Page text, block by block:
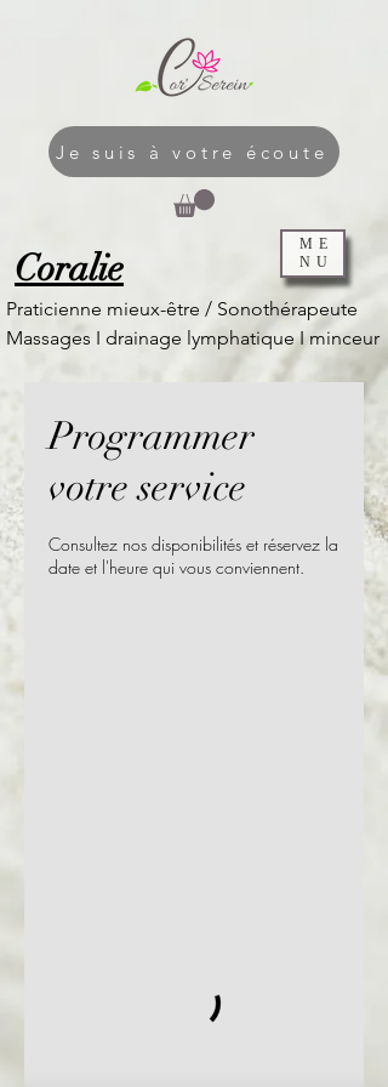
ME
NU
Praticienne mieux-être / Sonothérapeute
Massages I drainage lymphatique I minceur
Coralie
Je suis à votre écoute
Programmer
votre service
Consultez nos disponibilités et réservez la
date et l'heure qui vous conviennent.